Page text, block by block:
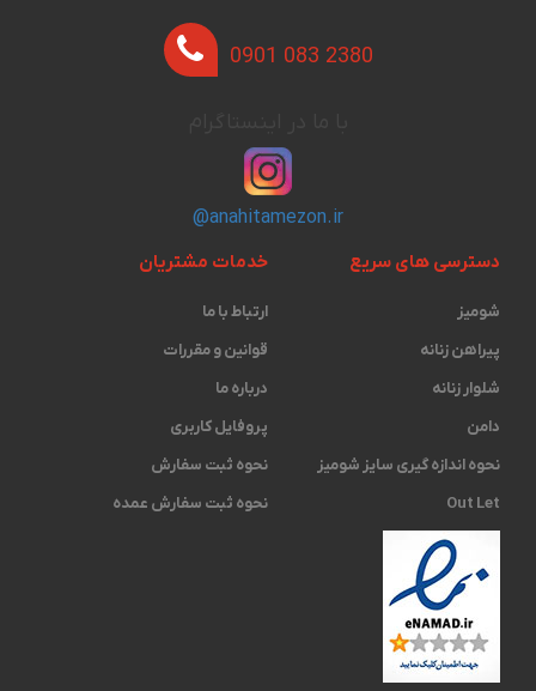
0901 083 2380
@anahitamezon.ir
دسترسی های سریع
شومیز
پیراهن زنانه
شلوار زنانه
دامن
نحوه اندازه گیری ‫سایز شومیز
Out Let
خدمات مشتریان
ارتباط با ما
قوانین و مقررات
درباره ما
پروفایل کاربری
نحوه ثبت سفارش
نحوه ثبت سفارش عمده